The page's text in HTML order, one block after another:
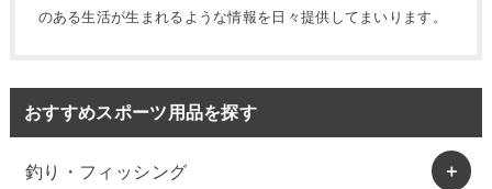
のある生活が生まれるような情報を日々提供してまいります。
おすすめスポーツ用品を探す
釣り・フィッシング